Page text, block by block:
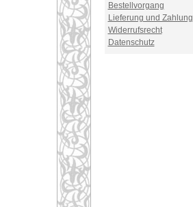
Bestellvorgang
Lieferung und Zahlung
Widerrufsrecht
Datenschutz